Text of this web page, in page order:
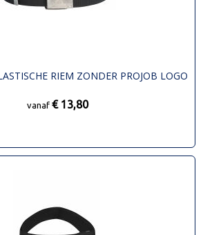
RIEM ZONDER PROJOB LOGO
vanaf € 13,80